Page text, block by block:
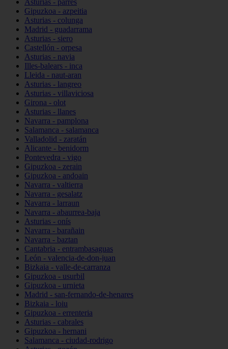
Asturias - parres
Gipuzkoa - azpeitia
Asturias - colunga
Madrid - guadarrama
Asturias - siero
Castellón - orpesa
Asturias - navia
Illes-balears - inca
Lleida - naut-aran
Asturias - langreo
Asturias - villaviciosa
Girona - olot
Asturias - llanes
Navarra - pamplona
Salamanca - salamanca
Valladolid - zaratán
Alicante - benidorm
Pontevedra - vigo
Gipuzkoa - zerain
Gipuzkoa - andoain
Navarra - valtierra
Navarra - gesalatz
Navarra - larraun
Navarra - abaurrea-baja
Asturias - onís
Navarra - barañain
Navarra - baztan
Cantabria - entrambasaguas
León - valencia-de-don-juan
Bizkaia - valle-de-carranza
Gipuzkoa - usurbil
Gipuzkoa - urnieta
Madrid - san-fernando-de-henares
Bizkaia - loiu
Gipuzkoa - errenteria
Asturias - cabrales
Gipuzkoa - hernani
Salamanca - ciudad-rodrigo